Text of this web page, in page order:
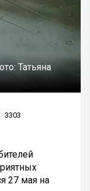
Татьяна
3303
27 мая на